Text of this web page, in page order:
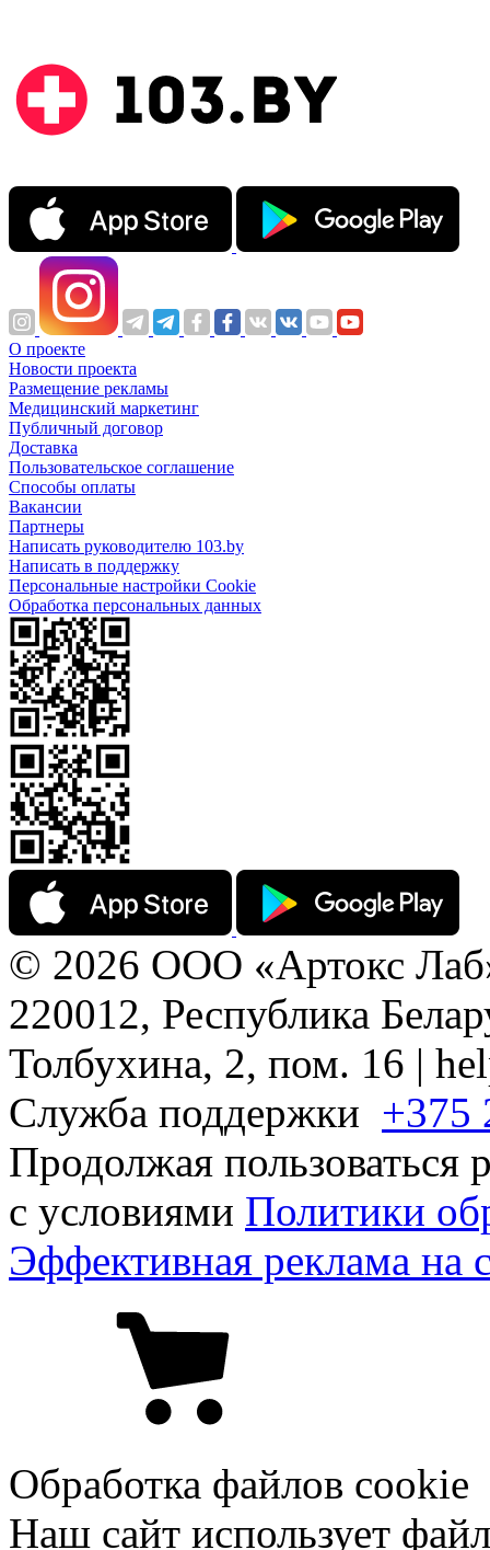
О проекте
Новости проекта
Размещение рекламы
Медицинский маркетинг
Публичный договор
Доставка
Пользовательское соглашение
Способы оплаты
Вакансии
Партнеры
Написать руководителю 103.by
Написать в поддержку
Персональные настройки Cookie
Обработка персональных данных
© 2026 ООО «Артокс
220012, Республика
Толбухина, 2, пом. 16 |
Служба поддержки +375
Продолжая пользоваться
с условиями Политики
Эффективная реклама на
Обработка файлов cookie
Наш сайт использует